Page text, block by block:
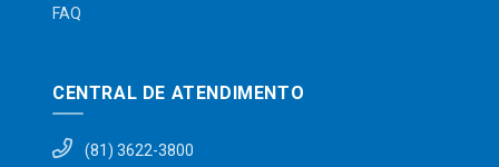
FAQ
CENTRAL DE ATENDIMENTO
(81) 3622-3800